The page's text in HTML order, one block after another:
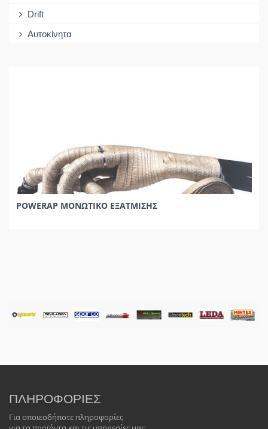
Drift
Αυτοκίνητα
POWERAP ΜΟΝΩΤΙΚΟ ΕΞΑΤΜΙΣΗΣ
ΠΛΗΡΟΦΟΡΙΕΣ
Για οποιεσδήποτε πληροφορίες